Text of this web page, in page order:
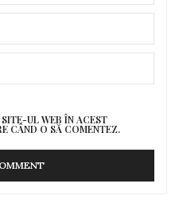
UL WEB ÎN ACEST
CÂND O SĂ COMENTEZ.